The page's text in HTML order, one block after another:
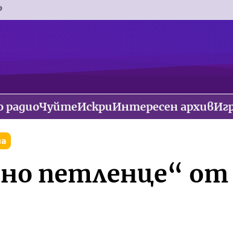
радиоЧуйтеИскриИнтересен архив
петленце“ от